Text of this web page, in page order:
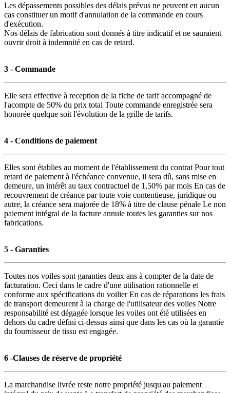
Les dépassements possibles des délais prévus ne peuvent en aucun
cas constituer un motif d'annulation de la commande en cours
d'exécution.
Nos délais de fabrication sont donnés à titre indicatif et ne sauraient
ouvrir droit à indemnité en cas de retard.
3 - Commande
Elle sera effective à reception de la fiche de tarif accompagné de
l'acompte de 50% du prix total Toute commande enregistrée sera
honorée quelque soit l'évolution de la grille de tarifs.
4 - Conditions de paiement
Elles sont établies au moment de l'établissement du contrat Pour tout
retard de paiement à l'échéance convenue, il sera dû, sans mise en
demeure, un intérêt au taux contractuel de 1,50% par mois En cas de
recouvrement de créance par toute voie contentieuse, juridique ou
autre, la créance sera majorée de 18% à titre de clause pénale Le non
paiement intégral de la facture annule toutes les garanties sur nos
fabrications.
5 - Garanties
Toutes nos voiles sont garanties deux ans à compter de la date de
facturation. Ceci dans le cadre d'une utilisation rationnelle et
conforme aux spécifications du voilier En cas de réparations les frais
de transport demeurent à la charge de l'utilisateur des voiles Notre
responsabilité est dégagée lorsque les voiles ont été utilisées en
dehors du cadre défini ci-dessus ainsi que dans les cas où la garantie
du fournisseur de tissu est engagée.
6 -Clauses de réserve de propriété
La marchandise livrée reste notre propriété jusqu'au paiement